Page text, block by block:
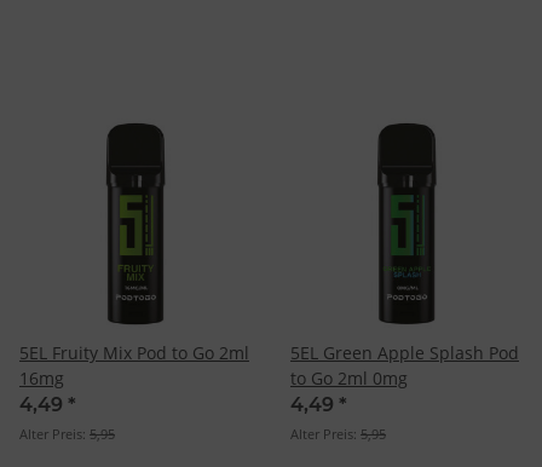
5EL Fruity Mix Pod to Go 2ml
16mg
4,49 *
Alter Preis: 5,95
5EL Green Apple Splash Pod
to Go 2ml 0mg
4,49 *
Alter Preis: 5,95